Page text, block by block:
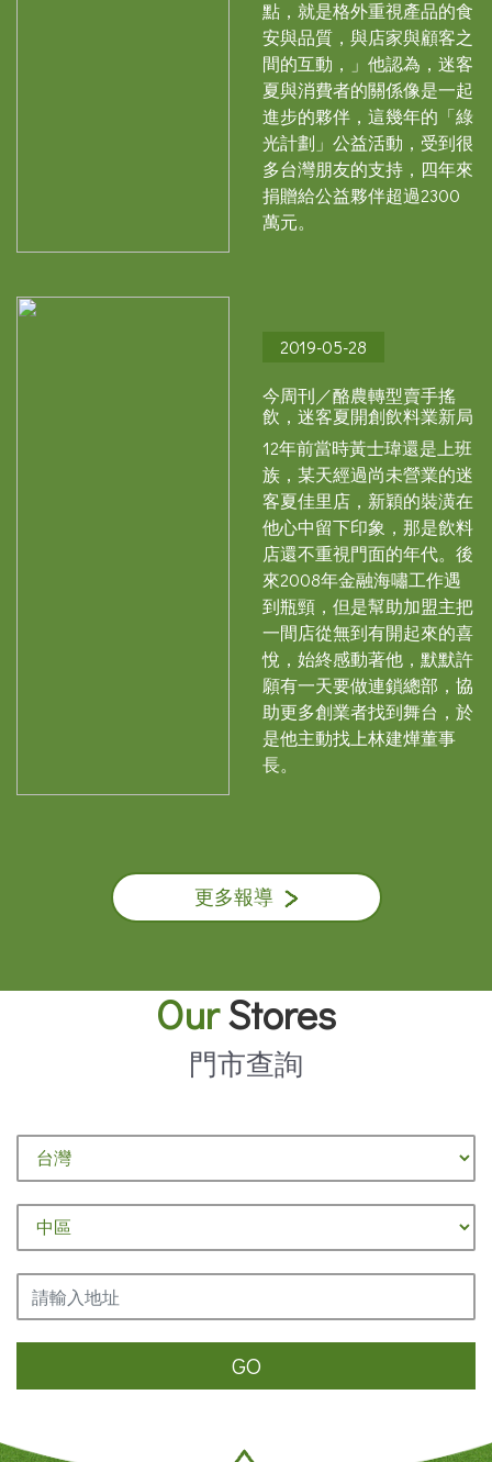
點，就是格外重視產品的食
安與品質，與店家與顧客之
間的互動，」他認為，迷客
夏與消費者的關係像是一起
進步的夥伴，這幾年的「綠
光計劃」公益活動，受到很
多台灣朋友的支持，四年來
捐贈給公益夥伴超過2300
萬元。
2019-05-28
今周刊／酪農轉型賣手搖
飲，迷客夏開創飲料業新局
12年前當時黃士瑋還是上班
族，某天經過尚未營業的迷
客夏佳里店，新穎的裝潢在
他心中留下印象，那是飲料
店還不重視門面的年代。後
來2008年金融海嘯工作遇
到瓶頸，但是幫助加盟主把
一間店從無到有開起來的喜
悅，始終感動著他，默默許
願有一天要做連鎖總部，協
助更多創業者找到舞台，於
是他主動找上林建燁董事
長。
更多報導
OurStores
門市查詢
GO